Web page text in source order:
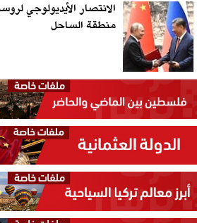
الانتصار الأيديولوجي
منطقة الساحل